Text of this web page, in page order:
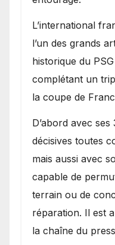
L’international
l’un des grands
historique du
complétant un
la coupe de
D’abord avec
décisives toutes
mais aussi avec
capable de
terrain ou de
réparation. Il est
la chaîne du